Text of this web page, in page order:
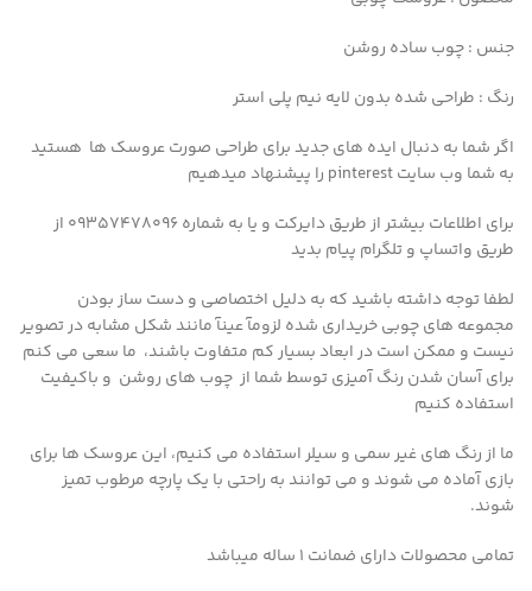
جنس : چوب ساده روشن
رنگ : طراحی شده بدون لایه نیم پلی استر
اگر شما به دنبال ایده های جدید برای طراحی صورت عروسک ها هستید
به شما وب سایت pinterest را پیشنهاد میدهیم
برای اطلاعات بیشتر از طریق دایرکت و یا به شماره 09357478096 از
طریق واتساپ و تلگرام پیام بدید
لطفا توجه داشته باشید که به دلیل اختصاصی و دست ساز بودن
مجموعه های چوبی خریداری شده لزومآ عینآ مانند شکل مشابه در تصویر
نیست و ممکن است در ابعاد بسیار کم متفاوت باشند، ما سعی می کنم
برای آسان شدن رنگ آمیزی توسط شما از چوب های روشن و باکیفیت
استفاده کنیم
ما از رنگ های غیر سمی و سیلر استفاده می کنیم، این عروسک ها برای
بازی آماده می شوند و می توانند به راحتی با یک پارچه مرطوب تمیز
شوند.
تمامی محصولات دارای ضمانت ۱ ساله میباشد